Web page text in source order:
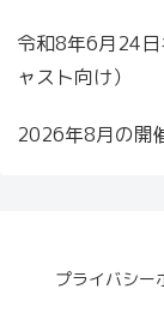
令和8年6月24
ャスト向け）
2026年8月の開
プライバシー